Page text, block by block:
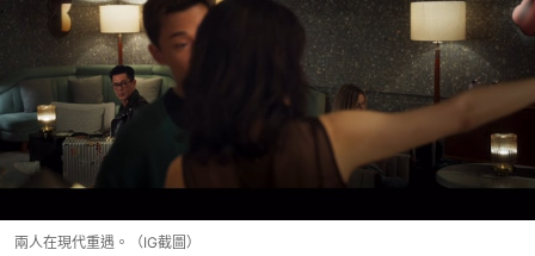
兩人在現代重遇。（IG截圖）